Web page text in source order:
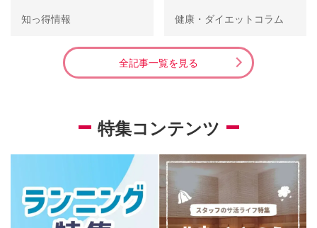
知っ得情報 健康・ダイエットコラム
全記事一覧を見る
特集コンテンツ